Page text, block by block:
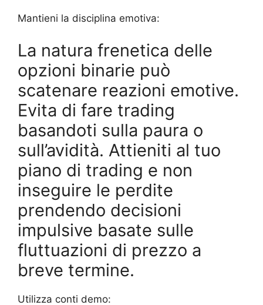
Mantieni la disciplina emotiva:
La natura frenetica delle
opzioni binarie può
scatenare reazioni emotive.
Evita di fare trading
basandoti sulla paura o
sull’avidità. Attieniti al tuo
piano di trading e non
inseguire le perdite
prendendo decisioni
impulsive basate sulle
fluttuazioni di prezzo a
breve termine.
Utilizza conti demo: